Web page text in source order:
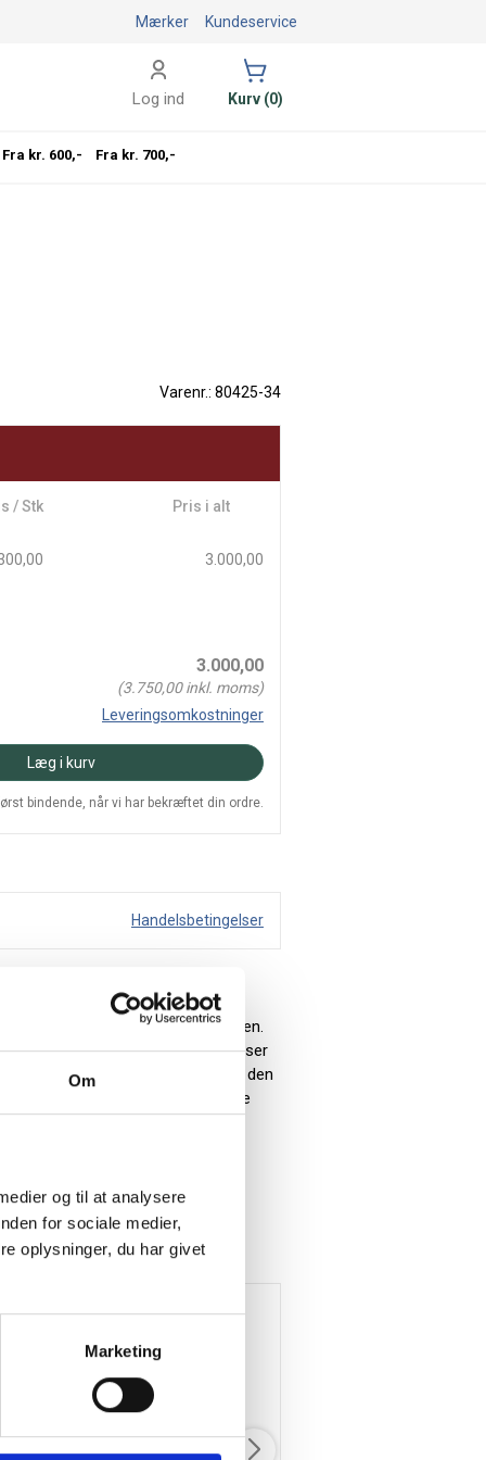
Om
og til at analysere
for sociale medier,
oplysninger, du har givet
Marketing
Varenr.: 80425-34
/ Stk Pris i alt
3.000,00
3.000,00
(3.750,00inkl. moms)
Leveringsomkostninger
Læg i kurv
bindende, når vi har bekræftet din ordre.
Handelsbetingelser
Single Malt 70 cl.. Pakket i
der huskes længe efter julen.
Som firmajulegave viser
til samarbejdspartnere sender den
med Naud Whisky skaber både
Kundeservice
Mærker
Log ind Kurv (0)
Fra kr. 600,- Fra kr. 700,-